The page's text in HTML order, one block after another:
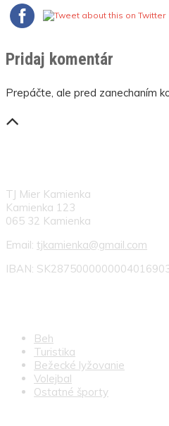
Pridaj komentár
Prepáčte, ale pred zanechaním
TJ Mier Kamienka
Kamienka 123
065 32 Kamienka
Email: tjkamienka@gmail.com
IBAN:
Beh
Turistika
Bežecké lyžovanie
Volejbal
Ostatné športy